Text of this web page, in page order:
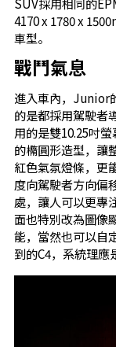
4170 x 1780 x
車型。
戰鬥氣息
進入車內，Junior
的是都採用駕駛者
用的是雙10.25吋
的橢圓形造型，讓
紅色氣氛燈條，更
度向駕駛者方向偏
處，讓人可以更專
面也特別改為圖像
能，當然也可以自
到的C4，系統理應